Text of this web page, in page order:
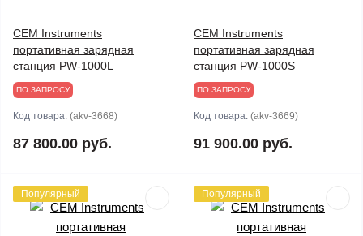
CEM Instruments
портативная зарядная
станция PW-1000L
ПО ЗАПРОСУ
Код товара: (akv-3668)
87 800.00 руб.
CEM Instruments
портативная зарядная
станция PW-1000S
ПО ЗАПРОСУ
Код товара: (akv-3669)
91 900.00 руб.
Популярный Популярный